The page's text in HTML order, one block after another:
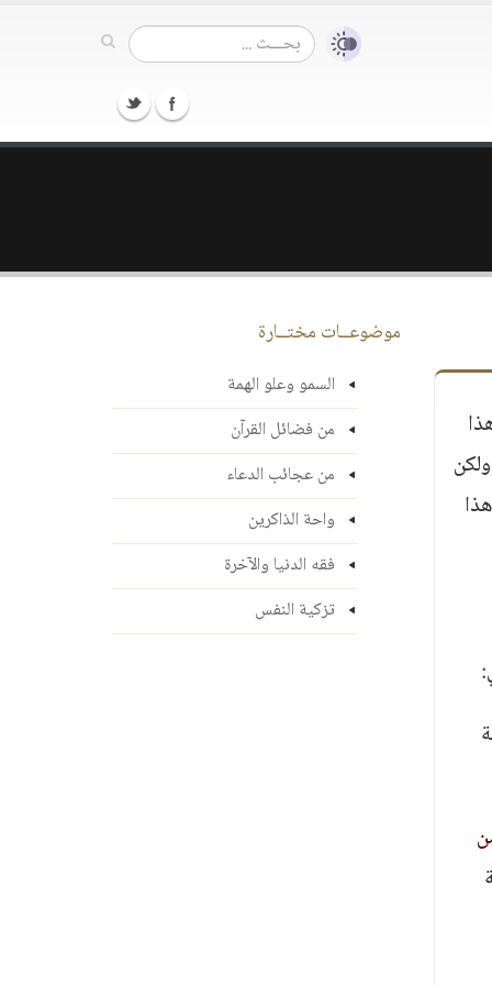
موضوعــات مختــارة
السمو وعلو الهمة
من فضائل القرآن
من عجائب الدعاء
واحة الذاكرين
فقه الدنيا والآخرة
تزكية النفس